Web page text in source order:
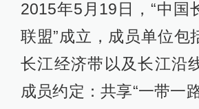
2015年5月19日，“中国
联盟”成立，成员单位包
长江经济带以及长江沿
成员约定：共享“一带一